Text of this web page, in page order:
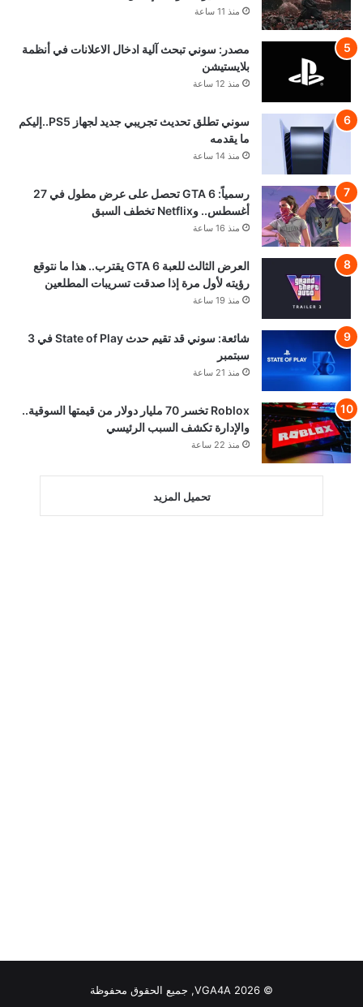
منذ 11 ساعة
مصدر: سوني تبحث آلية ادخال الاعلانات في أنظمة
بلايستيشن
منذ 12 ساعة
سوني تطلق تحديث تجريبي جديد لجهاز PS5..إليكم
ما يقدمه
منذ 14 ساعة
رسمياً: GTA 6 تحصل على عرض مطول في 27
أغسطس.. وNetflix تخطف السبق
منذ 16 ساعة
العرض الثالث للعبة GTA 6 يقترب.. هذا ما نتوقع
رؤيته لأول مرة إذا صدقت تسريبات المطلعين
منذ 19 ساعة
شائعة: سوني قد تقيم حدث State of Play في 3
سبتمبر
منذ 21 ساعة
Roblox تخسر 70 مليار دولار من قيمتها السوقية..
والإدارة تكشف السبب الرئيسي
منذ 22 ساعة
تحميل المزيد
© VGA4A 2026, جميع الحقوق محفوظة